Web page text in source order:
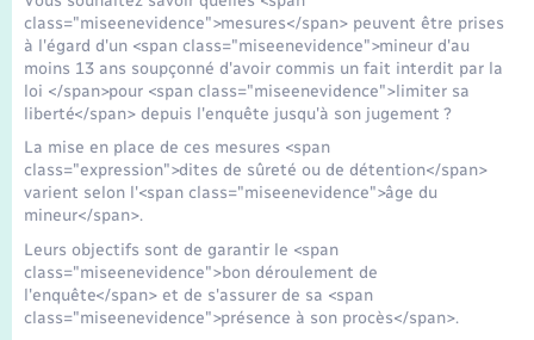
Transports
Voirie et espace public
class="miseenevidence">mesures</span> peuvent être prises
à l'égard d'un <span class="miseenevidence">mineur d'au
moins 13 ans soupçonné d'avoir commis un fait interdit par la
loi </span>pour <span class="miseenevidence">limiter sa
liberté</span> depuis l'enquête jusqu'à son jugement ?
La mise en place de ces mesures <span
class="expression">dites de sûreté ou de détention</span>
varient selon l'<span class="miseenevidence">âge du
mineur</span>.
Leurs objectifs sont de garantir le <span
class="miseenevidence">bon déroulement de
l'enquête</span> et de s'assurer de sa <span
class="miseenevidence">présence à son procès</span>.